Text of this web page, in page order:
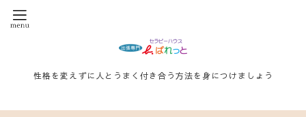
性格を変えずに人とうまく付き合う方法を身につけましょう